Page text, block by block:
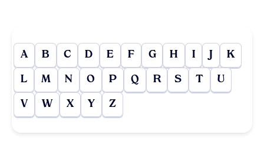
A B C D E F G H I J K
L M N O P Q R S T U
V W X Y Z